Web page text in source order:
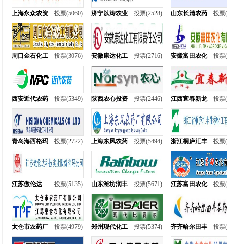
上海永众农资 投票(5060) 济宁以涛农业 投票(2528) 山东长清农药 投票
周口金石化工 投票(3076) 安徽康达化工 投票(2716) 安徽富田农化 投票
西安近代农药 投票(5349) 陕西农心投资 投票(2446) 江西宜春新龙 投票
青岛海西格玛 投票(2722) 上海东风农药 投票(5494) 浙江桐庐汇丰 投票
江苏傲伦达 投票(5135) 山东潍坊润丰 投票(5671) 江苏富田农化 投票
太仓市农药厂 投票(4979) 郑州现代化工 投票(5374) 齐齐哈尔田丰 投票